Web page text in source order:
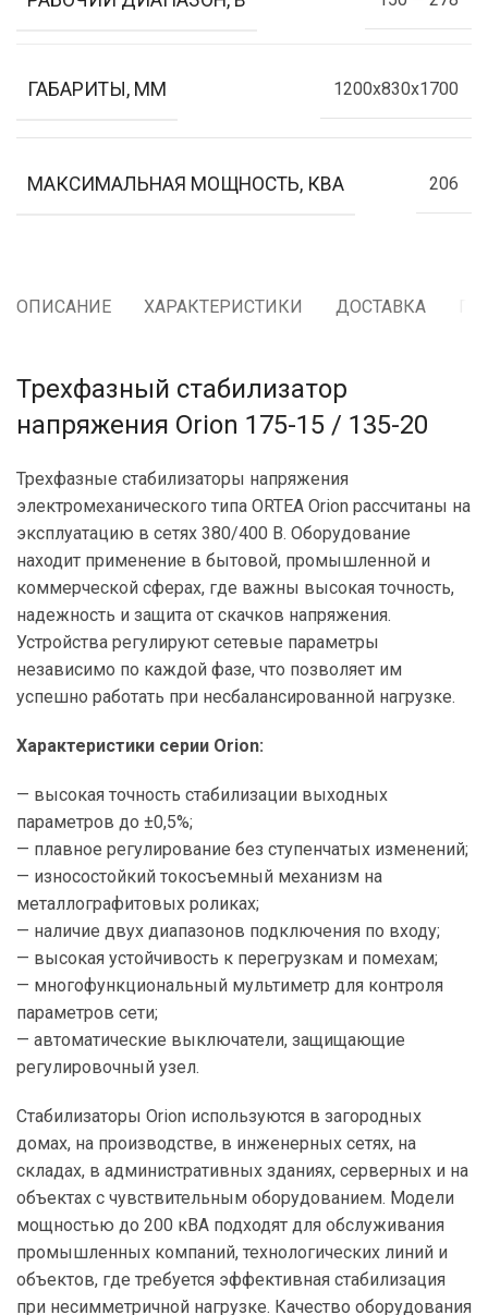
ГАБАРИТЫ, ММ 1200x830x1700
МАКСИМАЛЬНАЯ МОЩНОСТЬ, КВА 206
ОПИСАНИЕ ХАРАКТЕРИСТИКИ ДОСТАВКА
Трехфазный стабилизатор
напряжения Orion 175-15 / 135-20
Трехфазные стабилизаторы напряжения
электромеханического типа ORTEA Orion рассчитаны на
эксплуатацию в сетях 380/400 В. Оборудование
находит применение в бытовой, промышленной и
коммерческой сферах, где важны высокая точность,
надежность и защита от скачков напряжения.
Устройства регулируют сетевые параметры
независимо по каждой фазе, что позволяет им
успешно работать при несбалансированной нагрузке.
Характеристики серии Orion:
— высокая точность стабилизации выходных
параметров до ±0,5%;
— плавное регулирование без ступенчатых изменений;
— износостойкий токосъемный механизм на
металлографитовых роликах;
— наличие двух диапазонов подключения по входу;
— высокая устойчивость к перегрузкам и помехам;
— многофункциональный мультиметр для контроля
параметров сети;
— автоматические выключатели, защищающие
регулировочный узел.
Стабилизаторы Orion используются в загородных
домах, на производстве, в инженерных сетях, на
складах, в административных зданиях, серверных и на
объектах с чувствительным оборудованием. Модели
мощностью до 200 кВА подходят для обслуживания
промышленных компаний, технологических линий и
объектов, где требуется эффективная стабилизация
при несимметричной нагрузке. Качество оборудования